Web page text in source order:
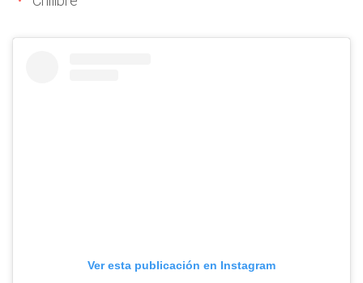
Ver esta publicación en Instagram